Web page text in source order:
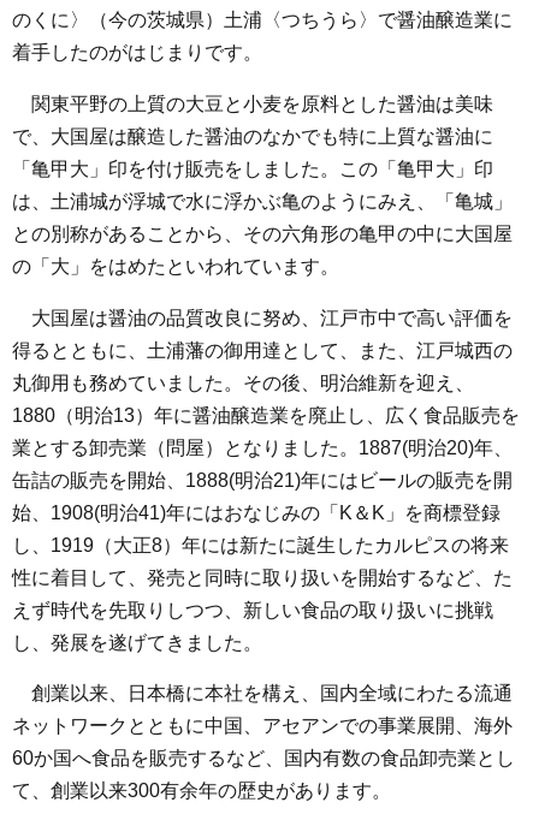
のくに〉（今の茨城県）土浦〈つちうら〉で醤油醸造業に
着手したのがはじまりです。
関東平野の上質の大豆と小麦を原料とした醤油は美味
で、大国屋は醸造した醤油のなかでも特に上質な醤油に
「亀甲大」印を付け販売をしました。この「亀甲大」印
は、土浦城が浮城で水に浮かぶ亀のようにみえ、「亀城」
との別称があることから、その六角形の亀甲の中に大国屋
の「大」をはめたといわれています。
大国屋は醤油の品質改良に努め、江戸市中で高い評価を
得るとともに、土浦藩の御用達として、また、江戸城西の
丸御用も務めていました。その後、明治維新を迎え、
1880（明治13）年に醤油醸造業を廃止し、広く食品販売を
業とする卸売業（問屋）となりました。1887(明治20)年、
缶詰の販売を開始、1888(明治21)年にはビールの販売を開
始、1908(明治41)年にはおなじみの「K＆K」を商標登録
し、1919（大正8）年には新たに誕生したカルピスの将来
性に着目して、発売と同時に取り扱いを開始するなど、た
えず時代を先取りしつつ、新しい食品の取り扱いに挑戦
し、発展を遂げてきました。
創業以来、日本橋に本社を構え、国内全域にわたる流通
ネットワークとともに中国、アセアンでの事業展開、海外
60か国へ食品を販売するなど、国内有数の食品卸売業とし
て、創業以来300有余年の歴史があります。